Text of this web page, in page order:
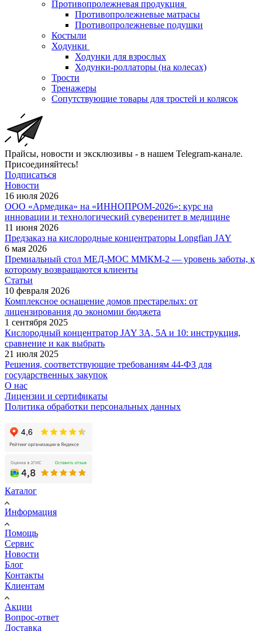
Противопролежневая продукция
Противопролежневые матрасы
Противопролежневые подушки
Костыли
Ходунки
Ходунки для взрослых
Ходунки-роллаторы (на колесах)
Трости
Тренажеры
Сопутствующие товары для тростей и колясок
Прайсы, новости и эксклюзивы - в нашем Telegram-канале.
Присоединяйтесь!
Подписаться
Новости
16 июля 2026
ООО «Армедика» на «ИННОПРОМ-2026»: курс на
инновации и технологический суверенитет в медицине
11 июня 2026
Предзаказ на кислородные концентраторы Longfian JAY
6 мая 2026
Премиальный стол МЕД-МОС ММКМ-2 — уровень заботы, к
которому возвращаются клиенты
Статьи
10 февраля 2026
Комплексное оснащение домов престарелых: от
лицензирования до экономии бюджета
1 сентября 2025
Кислородный концентратор JAY 3A, 5A и 10: инструкция,
сравнение и как выбрать
21 июля 2025
Решения, соответствующие требованиям 44-ФЗ для
государственных закупок
О нас
Лицензии и сертификаты
Политика обработки персональных данных
Каталог
Информация
Помощь
Сервис
Новости
Блог
Контакты
Клиентам
Акции
Вопрос-ответ
Доставка